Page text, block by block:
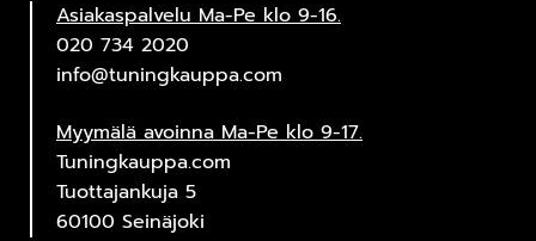
Asiakaspalvelu Ma-Pe klo 9-16.
020 734 2020
info@tuningkauppa.com
Myymälä avoinna Ma-Pe klo 9-17.
Tuningkauppa.com
Tuottajankuja 5
60100 Seinäjoki